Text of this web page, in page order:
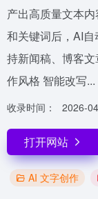
产出高质量文本
和关键词后，AI
持新闻稿、博客
作风格 智能改写...
收录时间： 2026-
打开网站
AI 文字创作